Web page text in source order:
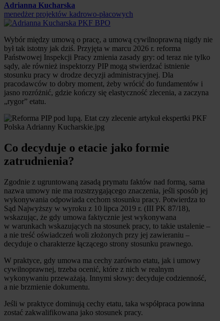
Adrianna Kucharska
menedżer projektów kadrowo-płacowych
Wybór między umową o pracę, a umową cywilnoprawną nigdy nie
był tak istotny jak dziś. Przyjęta w marcu 2026 r. reforma
Państwowej Inspekcji Pracy zmienia zasady gry: od teraz nie tylko
sądy, ale również inspektorzy PIP mogą stwierdzać istnienie
stosunku pracy w drodze decyzji administracyjnej. Dla
pracodawców to dobry moment, żeby wrócić do fundamentów i
jasno rozróżnić, gdzie kończy się elastyczność zlecenia, a zaczyna
„rygor” etatu.
Co decyduje o etacie jako formie
zatrudnienia?
Zgodnie z ugruntowaną zasadą prymatu faktów nad formą, sama
nazwa umowy nie ma rozstrzygającego znaczenia, jeśli sposób jej
wykonywania odpowiada cechom stosunku pracy. Potwierdza to
Sąd Najwyższy w wyroku z 10 lipca 2019 r. (III PK 87/18),
wskazując, że gdy umowa faktycznie jest wykonywana
w warunkach wskazujących na stosunek pracy, to takie ustalenie –
a nie treść oświadczeń woli złożonych przy jej zawieraniu –
decyduje o charakterze łączącego strony stosunku prawnego.
W praktyce, gdy umowa ma cechy zarówno etatu, jak i umowy
cywilnoprawnej, trzeba ocenić, które z nich w realnym
wykonywaniu przeważają. Innymi słowy: decyduje codzienność,
a nie brzmienie dokumentu.
Jeśli w praktyce dominują cechy etatu, taka współpraca powinna
zostać zakwalifikowana jako stosunek pracy.